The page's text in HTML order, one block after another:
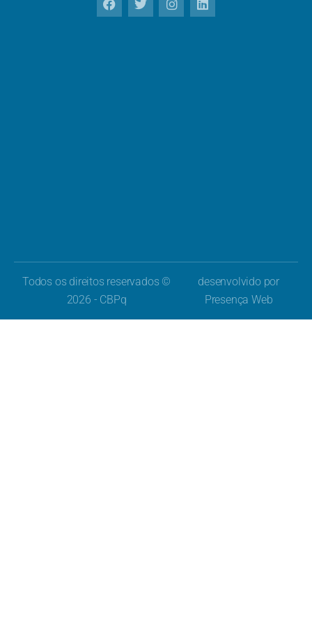
Todos os direitos reservados ©
2026 - CBPq
desenvolvido por
Presença Web